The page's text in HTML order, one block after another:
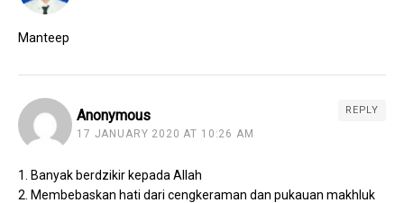
Manteep
Anonymous
17 JANUARY 2020 AT 10:26 AM
REPLY
1. Banyak berdzikir kepada Allah
2. Membebaskan hati dari cengkeraman dan pukauan makhluk